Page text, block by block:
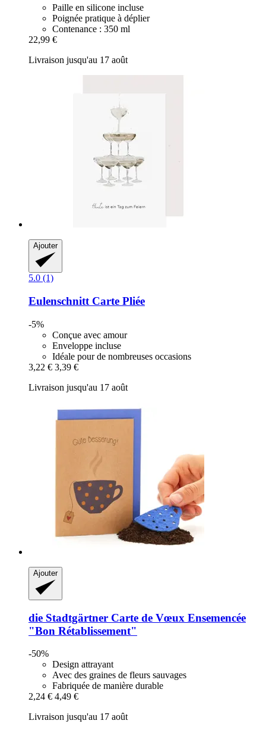
Paille en silicone incluse
Poignée pratique à déplier
Contenance : 350 ml
22,99 €
Livraison jusqu'au 17 août
Ajouter
5.0 (1)
Eulenschnitt Carte Pliée
-5%
Conçue avec amour
Enveloppe incluse
Idéale pour de nombreuses occasions
3,22 € 3,39 €
Livraison jusqu'au 17 août
Ajouter
die Stadtgärtner Carte de Vœux Ensemencée
"Bon Rétablissement"
-50%
Design attrayant
Avec des graines de fleurs sauvages
Fabriquée de manière durable
2,24 € 4,49 €
Livraison jusqu'au 17 août